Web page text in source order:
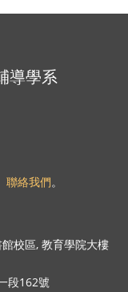
導學系
聯絡我們。
校區, 教育學院大樓
段162號